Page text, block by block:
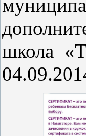
школа